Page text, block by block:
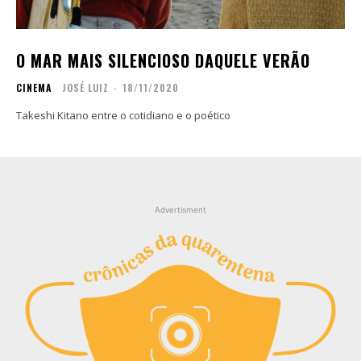
Zine
Autores
Sobre
Contato
Zine
Autores
Sobre
Contato
O MAR MAIS SILENCIOSO DAQUELE VERÃO
CINEMA JOSÉ LUIZ - 18/11/2020
Takeshi Kitano entre o cotidiano e o poético
Advertisment